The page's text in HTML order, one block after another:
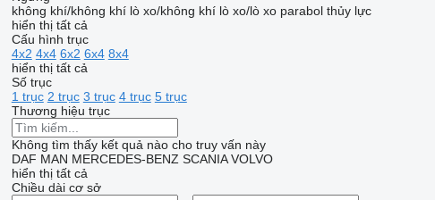
không khí/không khí lò xo/không khí lò xo/lò xo parabol thủy lực
hiển thị tất cả
Cấu hình trục
4x2 4x4 6x2 6x4 8x4
hiển thị tất cả
Số trục
1 trục 2 trục 3 trục 4 trục 5 trục
Thương hiệu trục
Không tìm thấy kết quả nào cho truy vấn này
DAF MAN MERCEDES-BENZ SCANIA VOLVO
hiển thị tất cả
Chiều dài cơ sở